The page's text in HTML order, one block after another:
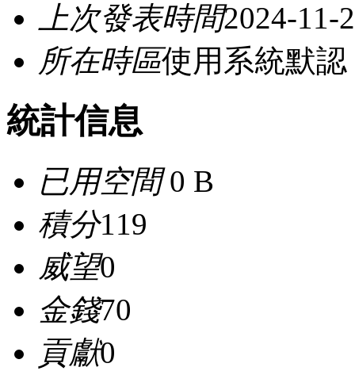
上次發表時間2024-11-
所在時區使用系統默認
統計信息
已用空間0 B
積分119
威望0
金錢70
貢獻0